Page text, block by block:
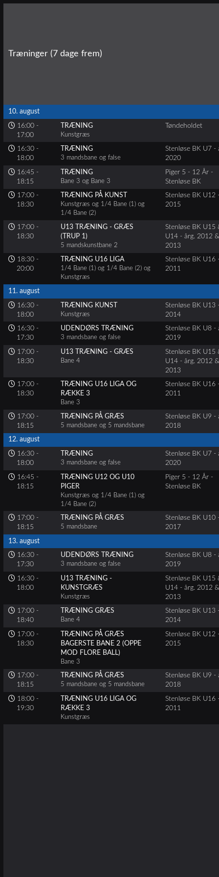
Træninger (7 dage frem)
10. august
16:00 -
17:00
TRÆNING
Kunstgræs
Tøndeholdet
16:30 -
18:00
TRÆNING
3 mandsbane og false
Stenløse BK U7 -
2020
16:45 -
18:15
TRÆNING
Bane 3 og Bane 3
Piger 5 - 12 År -
Stenløse BK
17:00 -
18:30
TRÆNING PÅ KUNST
Kunstgræs og 1/4 Bane (1) og
1/4 Bane (2)
Stenløse BK U12
2015
17:00 -
18:30
U13 TRÆNING - GRÆS
(TRUP 1)
5 mandskunstbane 2
Stenløse BK U15
U14 - årg. 2012
2013
18:30 -
20:00
TRÆNING U16 LIGA
1/4 Bane (1) og 1/4 Bane (2) og
Kunstgræs
Stenløse BK U16
2011
11. august
16:30 -
18:00
TRÆNING KUNST
Kunstgræs
Stenløse BK U13
2014
16:30 -
17:30
UDENDØRS TRÆNING
3 mandsbane og false
Stenløse BK U8 -
2019
17:00 -
18:30
U13 TRÆNING - GRÆS
Bane 4
Stenløse BK U15
U14 - årg. 2012
2013
17:00 -
18:30
TRÆNING U16 LIGA OG
RÆKKE 3
Bane 3
Stenløse BK U16
2011
17:00 -
18:15
TRÆNING PÅ GRÆS
5 mandsbane og 5 mandsbane
Stenløse BK U9 -
2018
12. august
16:30 -
18:00
TRÆNING
3 mandsbane og false
Stenløse BK U7 -
2020
16:45 -
18:15
TRÆNING U12 OG U10
PIGER
Kunstgræs og 1/4 Bane (1) og
1/4 Bane (2)
Piger 5 - 12 År -
Stenløse BK
17:00 -
18:15
TRÆNING PÅ GRÆS
5 mandsbane
Stenløse BK U10
2017
13. august
16:30 -
17:30
UDENDØRS TRÆNING
3 mandsbane og false
Stenløse BK U8 -
2019
16:30 -
18:00
U13 TRÆNING -
KUNSTGRÆS
Kunstgræs
Stenløse BK U15
U14 - årg. 2012
2013
17:00 -
18:40
TRÆNING GRÆS
Bane 4
Stenløse BK U13
2014
17:00 -
18:30
TRÆNING PÅ GRÆS
BAGERSTE BANE 2 (OPPE
MOD FLORE BALL)
Bane 3
Stenløse BK U12
2015
17:00 -
18:15
TRÆNING PÅ GRÆS
5 mandsbane og 5 mandsbane
Stenløse BK U9 -
2018
18:00 -
19:30
TRÆNING U16 LIGA OG
RÆKKE 3
Kunstgræs
Stenløse BK U16
2011